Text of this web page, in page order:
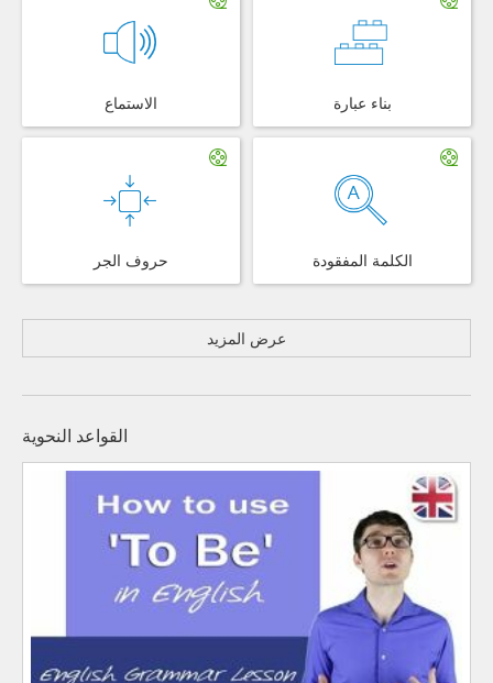
الاستماع بناء عبارة
حروف الجر الكلمة المفقودة
عرض المزيد
القواعد النحوية